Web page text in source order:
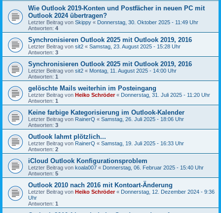
Wie Outlook 2019-Konten und Postfächer in neuen PC mit
Outlook 2024 übertragen?
Letzter Beitrag von Skippy « Donnerstag, 30. Oktober 2025 - 11:49 Uhr
Antworten: 4
Synchronisieren Outlook 2025 mit Outlook 2019, 2016
Letzter Beitrag von sit2 « Samstag, 23. August 2025 - 15:28 Uhr
Antworten: 3
Synchronisieren Outlook 2025 mit Outlook 2019, 2016
Letzter Beitrag von sit2 « Montag, 11. August 2025 - 14:00 Uhr
Antworten: 1
gelöschte Mails weiterhin im Posteingang
Letzter Beitrag von Heiko Schröder« Donnerstag, 31. Juli 2025 - 11:20 Uhr
Antworten: 1
Keine farbige Kategorisierung im Outlook-Kalender
Letzter Beitrag von RainerQ « Samstag, 26. Juli 2025 - 18:06 Uhr
Antworten: 3
Outlook lahmt plötzlich...
Letzter Beitrag von RainerQ « Samstag, 19. Juli 2025 - 16:33 Uhr
Antworten: 2
iCloud Outlook Konfigurationsproblem
Letzter Beitrag von koala007 « Donnerstag, 06. Februar 2025 - 15:40 Uhr
Antworten: 5
Outlook 2010 nach 2016 mit Kontoart-Änderung
Letzter Beitrag von Heiko Schröder« Donnerstag, 12. Dezember 2024 - 9:36
Uhr
Antworten: 1